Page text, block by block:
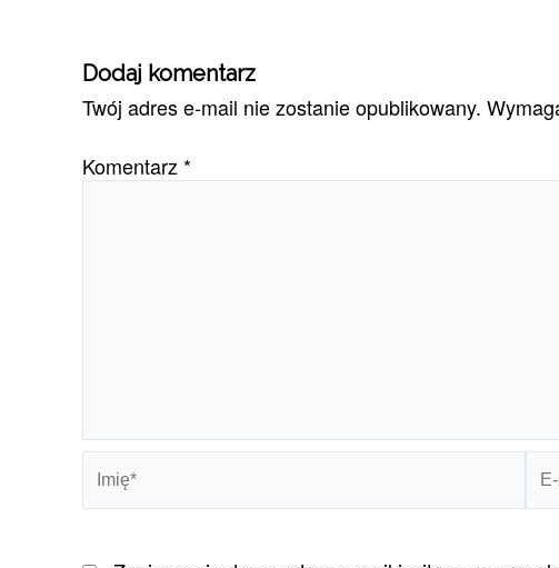
Dodaj komentarz
Twój adres e-mail nie zostanie opublikowany.
Komentarz *